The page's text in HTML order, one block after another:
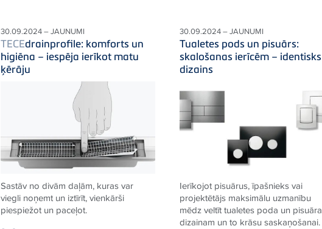
30.09.2024 – JAUNUMI
TECEdrainprofile: komforts un
higiēna – iespēja ierīkot matu
ķērāju
Sastāv no divām daļām, kuras var
viegli noņemt un iztīrīt, vienkārši
piespiežot un paceļot.
30.09.2024 – JAUNUMI
Tualetes pods un pisuārs:
skalošanas ierīcēm – identisks
dizains
Ierīkojot pisuārus, īpašnieks vai
projektētājs maksimālu uzmanību
mēdz veltīt tualetes poda un pisuāra
dizainam un to krāsu saskaņošanai.